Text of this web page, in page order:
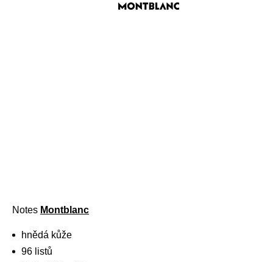
Značka:Montblanc
Notes Montblanc
hnědá kůže
96 listů